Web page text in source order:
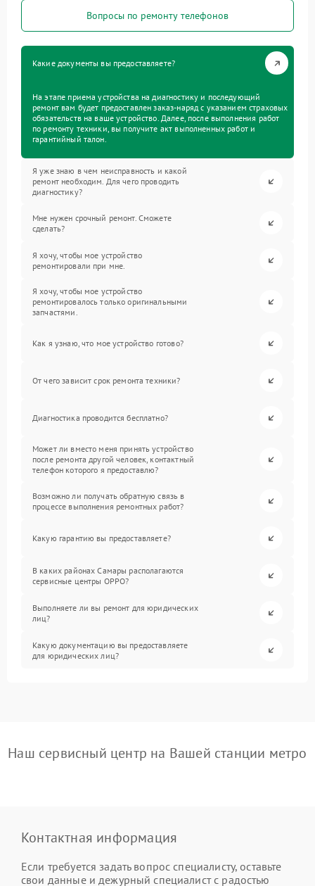
Вопросы по ремонту телефонов
Какие документы вы предоставляете?
На этапе приема устройства на диагностику и последующий
ремонт вам будет предоставлен заказ-наряд с указанием страховых
обязательств на ваше устройство. Далее, после выполнения работ
по ремонту техники, вы получите акт выполненных работ и
гарантийный талон.
Я уже знаю в чем неисправность и какой
ремонт необходим. Для чего проводить
диагностику?
Мне нужен срочный ремонт. Сможете
сделать?
Я хочу, чтобы мое устройство
ремонтировали при мне.
Я хочу, чтобы мое устройство
ремонтировалось только оригинальными
запчастями.
Как я узнаю, что мое устройство готово?
От чего зависит срок ремонта техники?
Диагностика проводится бесплатно?
Может ли вместо меня принять устройство
после ремонта другой человек, контактный
телефон которого я предоставлю?
Возможно ли получать обратную связь в
процессе выполнения ремонтных работ?
Какую гарантию вы предоставляете?
В каких районах Самары располагаются
сервисные центры OPPO?
Выполняете ли вы ремонт для юридических
лиц?
Какую документацию вы предоставляете
для юридических лиц?
Наш сервисный центр на Вашей станции метро
Контактная информация
Если требуется задать вопрос специалисту, оставьте
свои данные и дежурный специалист с радостью